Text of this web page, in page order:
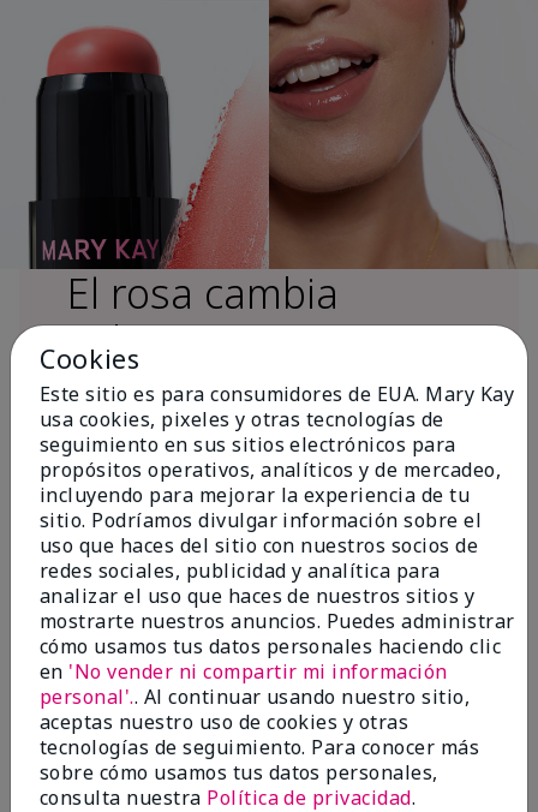
El rosa cambia
vidas®
Más de $18 millones donados a nivel
global desde 2008 para impulsar la
investigación contra el cáncer, erradicar
la violencia doméstica, promover el
empoderamiento económico y
transformar comunidades.
Cookies
Este sitio es para consumidores de EUA. Mary Kay
usa cookies, pixeles y otras tecnologías de
seguimiento en sus sitios electrónicos para
propósitos operativos, analíticos y de mercadeo,
incluyendo para mejorar la experiencia de tu
sitio. Podríamos divulgar información sobre el
uso que haces del sitio con nuestros socios de
redes sociales, publicidad y analítica para
analizar el uso que haces de nuestros sitios y
mostrarte nuestros anuncios. Puedes administrar
cómo usamos tus datos personales haciendo clic
en 'No vender ni compartir mi información
personal'.. Al continuar usando nuestro sitio,
aceptas nuestro uso de cookies y otras
tecnologías de seguimiento. Para conocer más
sobre cómo usamos tus datos personales,
consulta nuestra Política de privacidad.